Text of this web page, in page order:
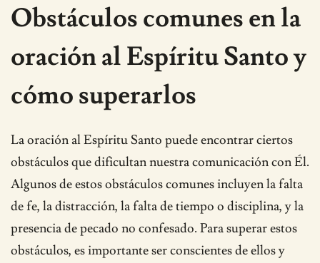
Obstáculos comunes en la
oración al Espíritu Santo y
cómo superarlos
La oración al Espíritu Santo puede encontrar ciertos
obstáculos que dificultan nuestra comunicación con Él.
Algunos de estos obstáculos comunes incluyen la falta
de fe, la distracción, la falta de tiempo o disciplina, y la
presencia de pecado no confesado. Para superar estos
obstáculos, es importante ser conscientes de ellos y